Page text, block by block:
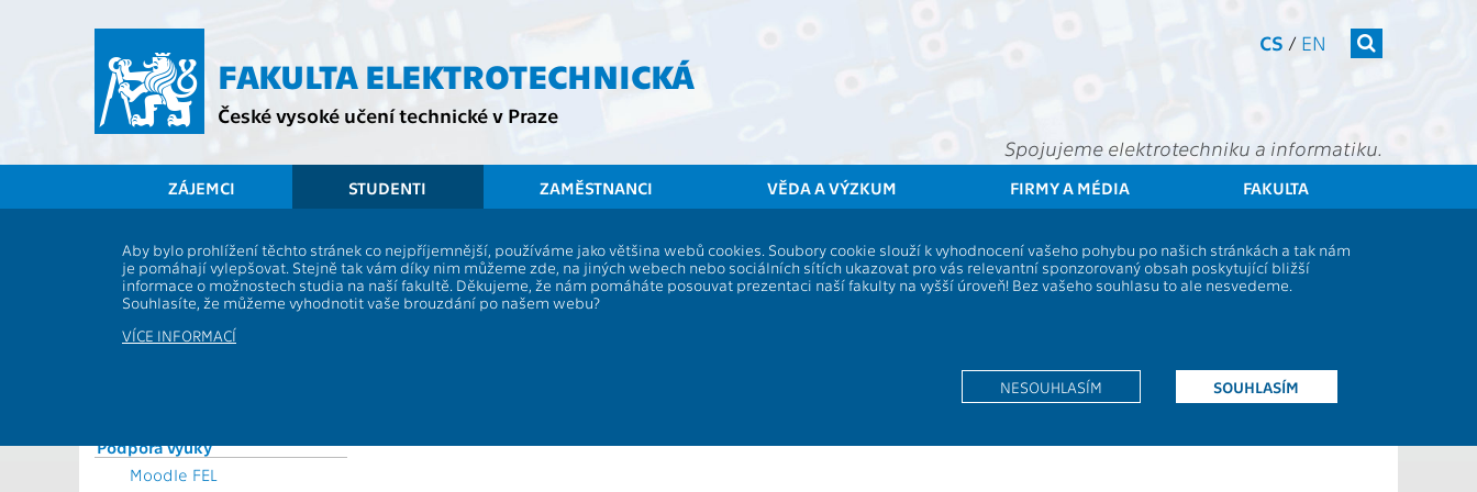
FAKULTA ELEKTROTECHNICKÁ
České vysoké učení technické v Praze
CS / EN
Spojujeme elektrotechniku a informatiku.
ZÁJEMCI STUDENTI ZAMĚSTNANCI VĚDA A VÝZKUM FIRMY A MÉDIA FAKULTA
Aby bylo prohlížení těchto stránek co nejpříjemnější, používáme jako většina webů cookies. Soubory cookie slouží k vyhodnocení vašeho pohybu po našich stránkách a tak nám
je pomáhají vylepšovat. Stejně tak vám díky nim můžeme zde, na jiných webech nebo sociálních sítích ukazovat pro vás relevantní sponzorovaný obsah poskytující bližší
informace o možnostech studia na naší fakultě. Děkujeme, že nám pomáháte posouvat prezentaci naší fakulty na vyšší úroveň! Bez vašeho souhlasu to ale nesvedeme.
Souhlasíte, že můžeme vyhodnotit vaše brouzdání po našem webu?
VÍCE INFORMACÍ
SOUHLASÍM
NESOUHLASÍM
Souhrnné informace
Vyhlášky a předpisy
Formuláře
Časový plán ak. roku
Podpora výuky
Moodle FEL
Výsledky studentské ankety pro předmětAE4B33ZUI